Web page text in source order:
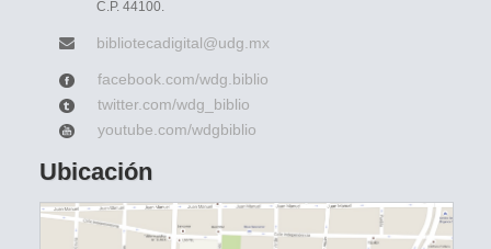
C.P. 44100.
bibliotecadigital@udg.mx
facebook.com/wdg.biblio
twitter.com/wdg_biblio
youtube.com/wdgbiblio
Ubicación